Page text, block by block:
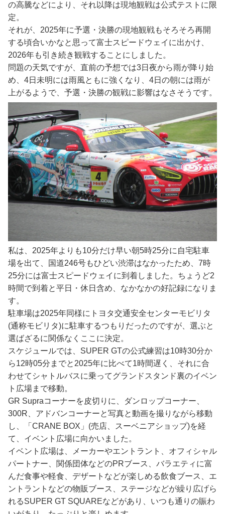
の高騰などにより、それ以降は現地観戦は公式テストに限
定。
それが、2025年に予選・決勝の現地観戦もそろそろ再開
する頃合いかなと思って富士スピードウェイに出かけ、
2026年も引き続き観戦することにしました。
問題の天気ですが、直前の予想では3日夜から雨が降り始
め、4日未明には雨風ともに強くなり、4日の朝には雨が
上がるようで、予選・決勝の観戦に影響はなさそうです。
私は、2025年よりも10分だけ早い朝5時25分に自宅駐車
場を出て、国道246号もひどい渋滞はなかったため、7時
25分には富士スピードウェイに到着しました。ちょうど2
時間で到着と平日・休日含め、なかなかの好記録になりま
す。
駐車場は2025年同様にトヨタ交通安全センターモビリタ
(通称モビリタ)に駐車するつもりだったのですが、選ぶと
選ばざるに関係なくここに決定。
スケジュールでは、SUPER GTの公式練習は10時30分か
ら12時05分までと2025年に比べて1時間遅く、それに合
わせてシャトルバスに乗ってグランドスタンド裏のイベン
ト広場まで移動。
GR Supraコーナーを皮切りに、ダンロップコーナー、
300R、アドバンコーナーと写真と動画を撮りながら移動
し、「CRANE BOX」(売店、スーベニアショップ)を経
て、イベント広場に向かいました。
イベント広場は、メーカーやエントラント、オフィシャル
パートナー、関係団体などのPRブース、バラエティに富
んだ食事や軽食、デザートなどが楽しめる飲食ブース、エ
ントラントなどの物販ブース、ステージなどが繰り広げら
れるSUPER GT SQUAREなどがあり、いつも通りの賑わ